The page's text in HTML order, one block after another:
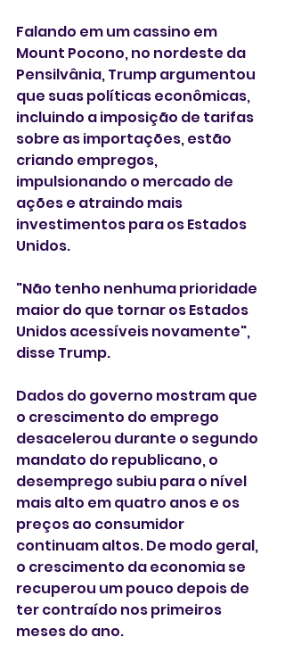
Falando em um cassino em
Mount Pocono, no nordeste da
Pensilvânia, Trump argumentou
que suas políticas econômicas,
incluindo a imposição de tarifas
sobre as importações, estão
criando empregos,
impulsionando o mercado de
ações e atraindo mais
investimentos para os Estados
Unidos.
"Não tenho nenhuma prioridade
maior do que tornar os Estados
Unidos acessíveis novamente",
disse Trump.
Dados do governo mostram que
o crescimento do emprego
desacelerou durante o segundo
mandato do republicano, o
desemprego subiu para o nível
mais alto em quatro anos e os
preços ao consumidor
continuam altos. De modo geral,
o crescimento da economia se
recuperou um pouco depois de
ter contraído nos primeiros
meses do ano.